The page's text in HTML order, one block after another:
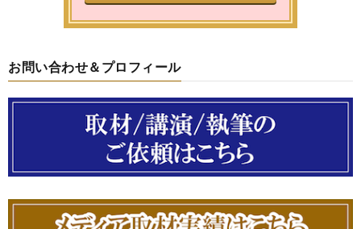
お問い合わせ＆プロフィール